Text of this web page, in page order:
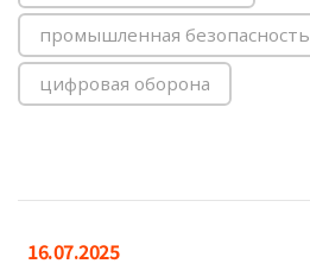
промышленная безопасность
цифровая оборона
16.07.2025